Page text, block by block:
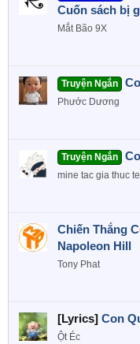
Cuốn sách bị
Mắt Bão 9X
Truyện Ngắn
Phước Dương
Truyện Ngắn
mine tac gia thuc te
Chiến Thắng
Napoleon Hill
Tony Phat
[Lyrics] Con
Ột Éc